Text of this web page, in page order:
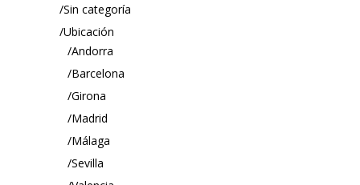
Sin categoría
Ubicación
Andorra
Barcelona
Girona
Madrid
Málaga
Sevilla